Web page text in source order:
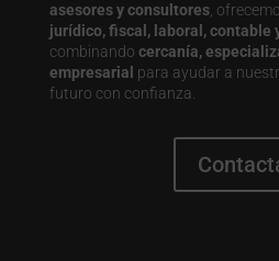
asesores y consultores,
jurídico, fiscal, laboral, contable
combinando cercanía,
empresarial para ayudar a
futuro con confianza.